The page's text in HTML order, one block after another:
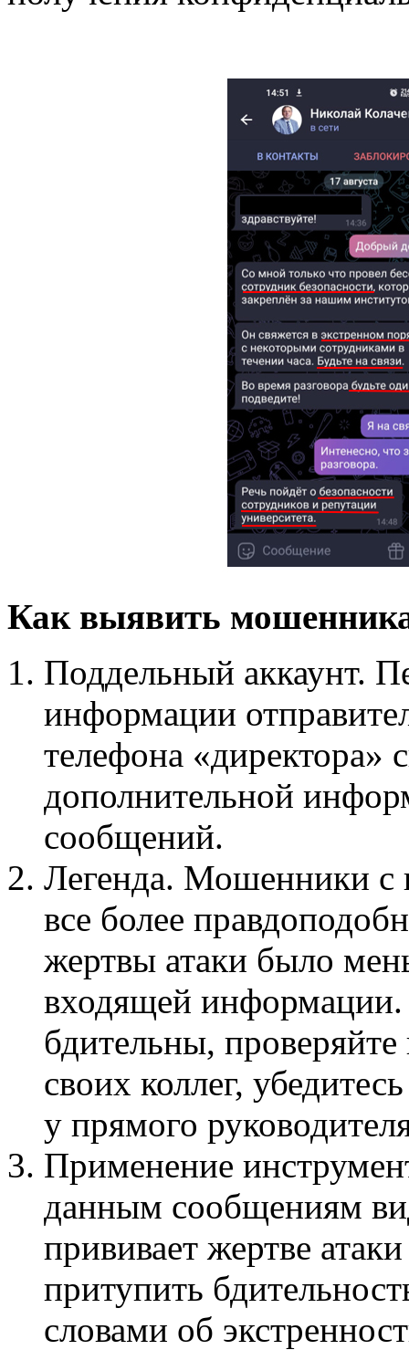
Как выявить
Поддельный аккаунт.
информации
телефона «директора»
дополнительной
сообщений.
Легенда. Мошенники
все более
жертвы атаки было
входящей информации.
бдительны,
своих коллег,
у прямого
Применение
данным сообщениям
прививает жертве
притупить
словами об